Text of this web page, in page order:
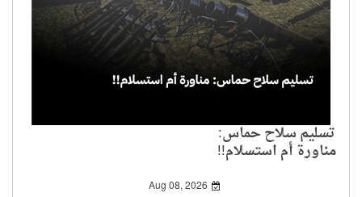
تسليم سلاح حماس:
مناورة أم استسلام!!
Aug 08, 2026